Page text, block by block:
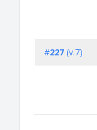
#227 (v.7)